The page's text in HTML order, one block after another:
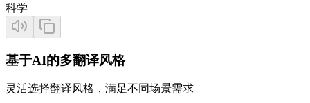
科学
基于AI的多翻译风格
灵活选择翻译风格，满足不同场景需求